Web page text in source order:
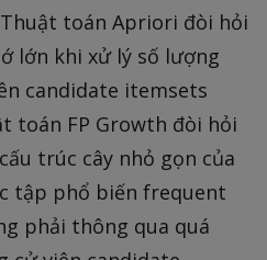
toán Apriori đòi hỏi
lớn khi xử lý số lượng
candidate itemsets
toán FP Growth đòi hỏi
trúc cây nhỏ gọn của
tập phổ biến frequent
phải thông qua quá